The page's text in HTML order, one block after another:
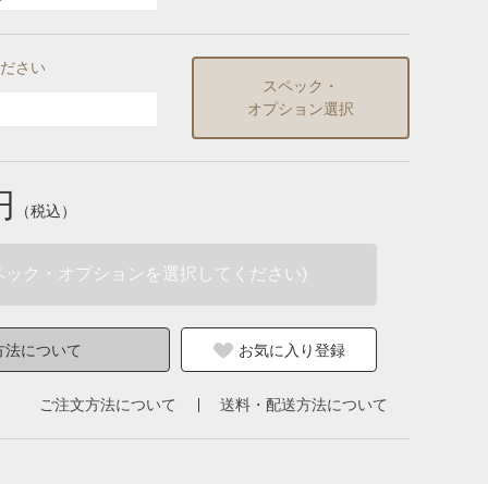
さい
スペック・
オプション選択
（税込）
ク・オプションを選択してください)
について お気に入り登録
ご注文方法について 送料・配送方法について